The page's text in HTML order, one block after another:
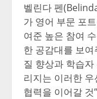
벨린다 펜
가 영어 부문 포
여준 높은 참여
한 공감대를 보
질 향상과 학습
리지는 이러한
협력을 이어갈 것